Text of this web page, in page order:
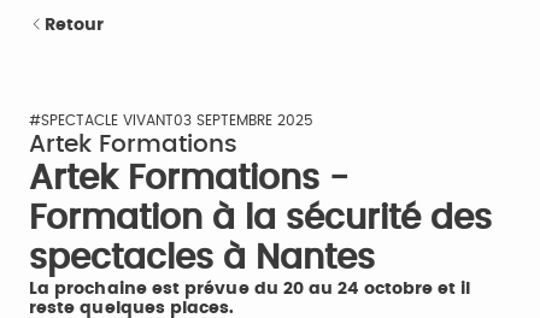
Retour
#SPECTACLE VIVANT03 SEPTEMBRE 2025
Artek Formations
Artek Formations -
Formation à la sécurité des
spectacles à Nantes
La prochaine est prévue du 20 au 24 octobre et il
reste quelques places.